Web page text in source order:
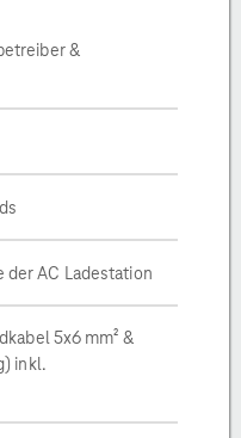
&
AC Ladestation
5x6 mm² &
inkl.